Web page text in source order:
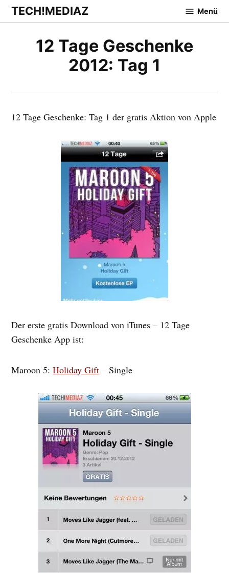
Zum
Inhalt
TECH!MEDIAZ Menü
12 Tage Geschenke
2012: Tag 1
12 Tage Geschenke: Tag 1 der gratis Aktion von Apple
Der erste gratis Download von iTunes – 12 Tage
Geschenke App ist:
Maroon 5:Holiday Gift – Single